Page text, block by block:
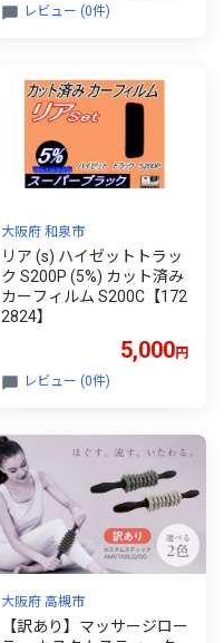
レビュー (0件)
大阪府 和泉市
リア (s) ハイゼットトラッ
ク S200P (5%) カット済み
カーフィルム S200C【172
2824】
5,000円
レビュー (0件)
大阪府 高槻市
【訳あり】マッサージロー